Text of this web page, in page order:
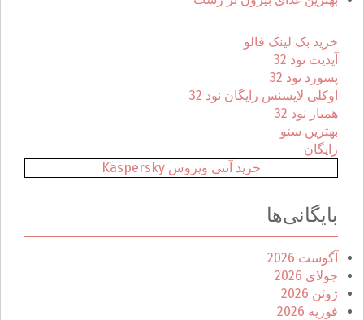
خرید بک لینک فالو
آپدیت نود 32
پسورد نود 32
اوکلی لایسنس رایگان نود 32
همیار نود 32
بهترین سئو
رایگان
خرید آنتی ویروس Kaspersky
بایگانی‌ها
آگوست 2026
جولای 2026
ژوئن 2026
فوریه 2026